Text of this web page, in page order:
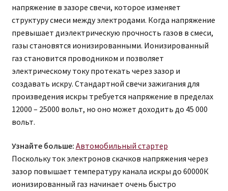
напряжение в зазоре свечи, которое изменяет
структуру смеси между электродами. Когда напряжение
превышает диэлектрическую прочность газов в смеси,
газы становятся ионизированными. Ионизированный
газ становится проводником и позволяет
электрическому току протекать через зазор и
создавать искру. Стандартной свечи зажигания для
произведения искры требуется напряжение в пределах
12000 – 25000 вольт, но оно может доходить до 45 000
вольт.
Узнайте больше: Автомобильный стартер
Поскольку ток электронов скачков напряжения через
зазор повышает температуру канала искры до 60000К
ионизированный газ начинает очень быстро